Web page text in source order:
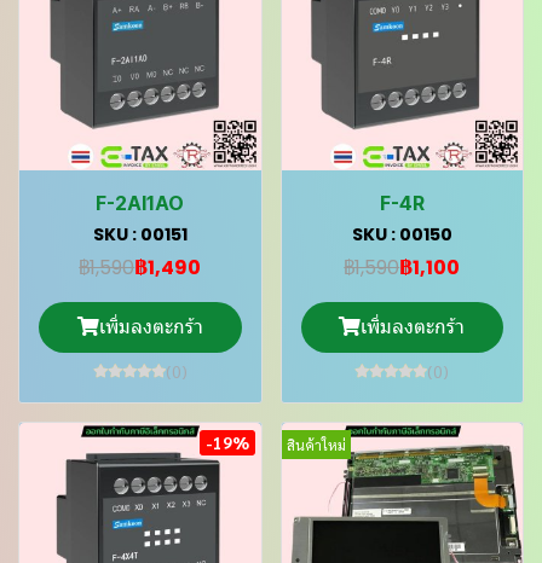
F-2AI1AO
SKU : 00151
฿1,590฿1,490
เพิ่มลงตะกร้า
(0)
F-4R
SKU : 00150
฿1,590฿1,100
เพิ่มลงตะกร้า
(0)
-19% สินค้าใหม่